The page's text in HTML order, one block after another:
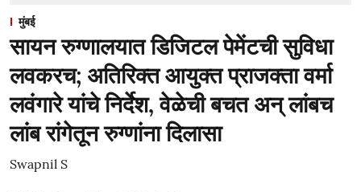
मुंबई
सायन रुग्णालयात डिजिटल पेमेंटची सुविधा
लवकरच; अतिरिक्त आयुक्त प्राजक्ता वर्मा
लवंगारे यांचे निर्देश, वेळेची बचत अन् लांबच
लांब रांगेतून रुग्णांना दिलासा
Swapnil S